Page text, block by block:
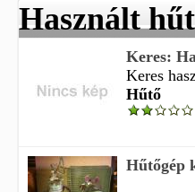
Használt
Keres:
Keres
Hűtő
Hűtőgép